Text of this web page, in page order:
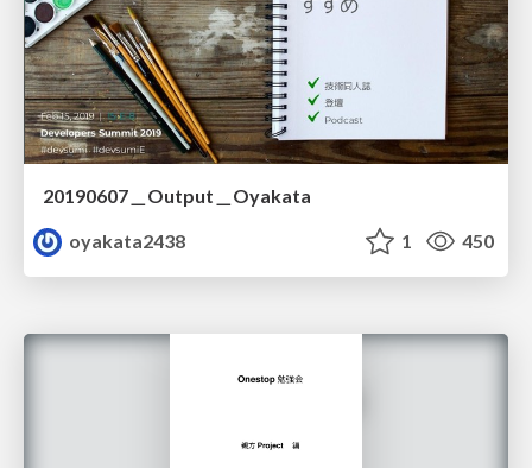
20190607＿Output＿Oyakata
oyakata2438
1 450